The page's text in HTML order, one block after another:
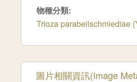
物種分類:
Trioza parabeilschmiediae
隱藏
圖片相關資訊(Image